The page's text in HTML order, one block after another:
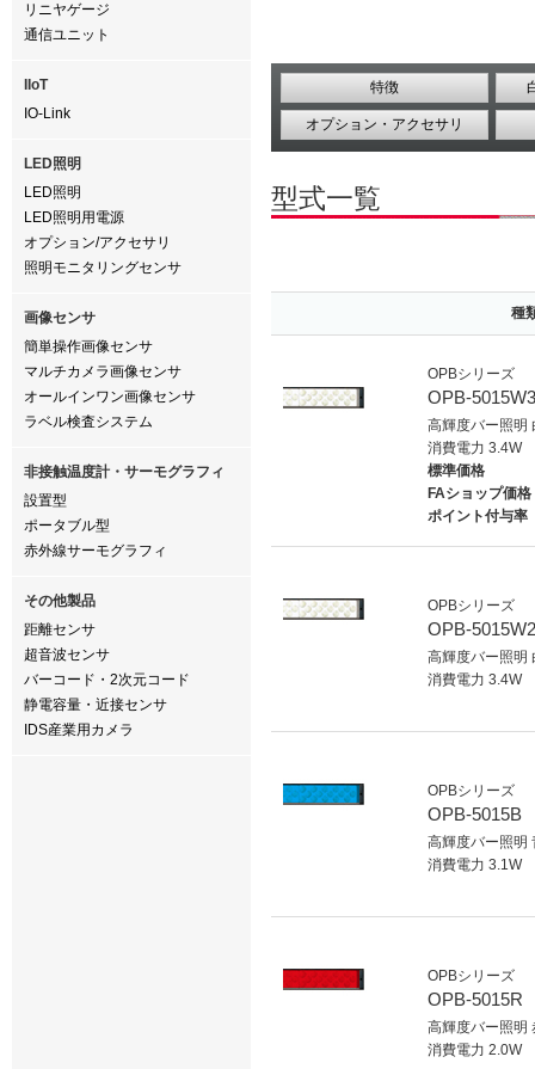
リニヤゲージ
通信ユニット
IIoT
IO-Link
LED照明
LED照明
LED照明用電源
オプション/アクセサリ
照明モニタリングセンサ
画像センサ
簡単操作画像センサ
マルチカメラ画像センサ
オールインワン画像センサ
ラベル検査システム
非接触温度計・サーモグラフィ
設置型
ポータブル型
赤外線サーモグラフィ
その他製品
距離センサ
超音波センサ
バーコード・2次元コード
静電容量・近接センサ
IDS産業用カメラ
特徴
オプション・アクセサリ
型式一覧
種
OPBシリーズ
OPB-5015W3
高輝度バー照明
消費電力 3.4W
標準価格
FAショップ価格
ポイント付与率
OPBシリーズ
OPB-5015W2
高輝度バー照明
消費電力 3.4W
OPBシリーズ
OPB-5015B
高輝度バー照明
消費電力 3.1W
OPBシリーズ
OPB-5015R
高輝度バー照明
消費電力 2.0W